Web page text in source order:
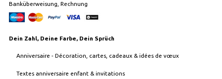
Banküberweisung, Rechnung
Dein Zahl, Deine Farbe, Dein Sprüch
Anniversaire - Décoration, cartes, cadeaux & idées de vœux
Textes anniversaire enfant & invitations